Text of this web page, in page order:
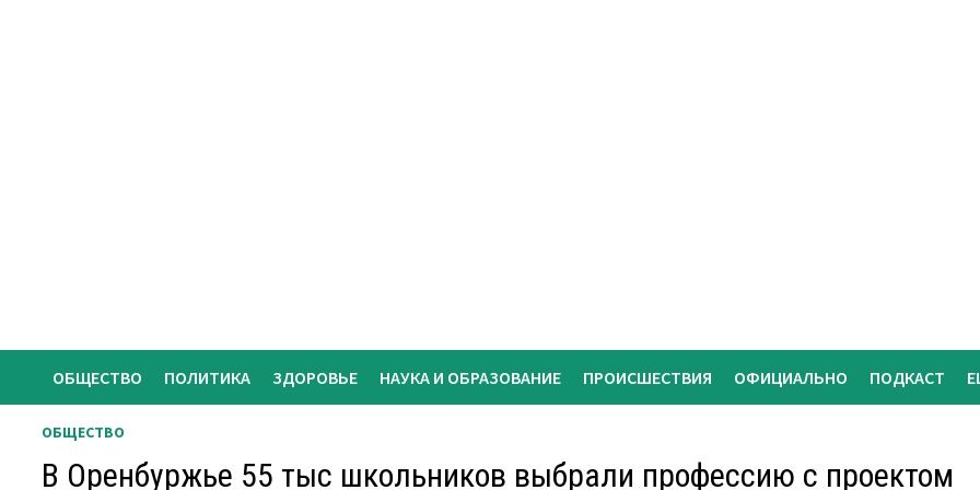
ОБЩЕСТВО ПОЛИТИКА ЗДОРОВЬЕ НАУКА И ОБРАЗОВАНИЕ ПРОИСШЕСТВИЯ ОФИЦИАЛЬНО ПОДКАСТ
ОБЩЕСТВО
В Оренбуржье 55 тыс школьников выбрали профессию с проектом